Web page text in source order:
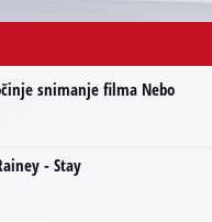
snimanje filma Nebo
- Stay